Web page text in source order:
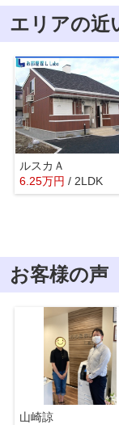
エリアの近
ルスカＡ
6.25万円 / 2LDK
お客様の声
山崎諒